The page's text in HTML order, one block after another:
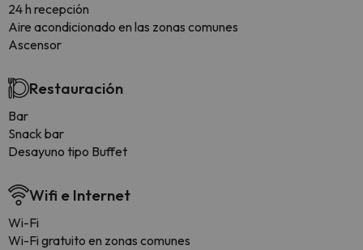
24 h recepción
Aire acondicionado en las zonas comunes
Ascensor
Restauración
Bar
Snack bar
Desayuno tipo Buffet
Wifi e Internet
Wi-Fi
Wi-Fi gratuito en zonas comunes